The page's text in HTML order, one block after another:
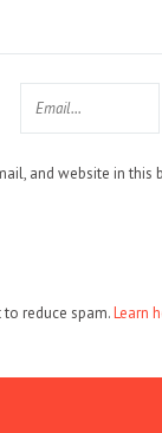
and website in
reduce spam.Learn